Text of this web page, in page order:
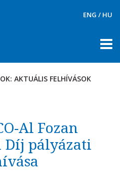
ENG / HU
AKTUÁLIS FELHÍVÁSOK
AKTUÁLIS FELHÍVÁSOK
Al Fozan
Díj pályázati